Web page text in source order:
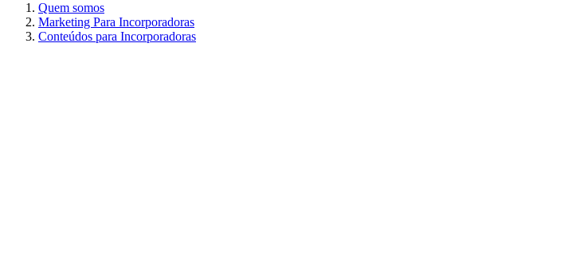
Quem somos
Marketing Para Incorporadoras
Conteúdos para Incorporadoras